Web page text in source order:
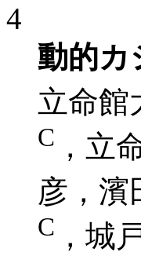
4
動的カ
立命館
C ，立
彦，濱
C ，城